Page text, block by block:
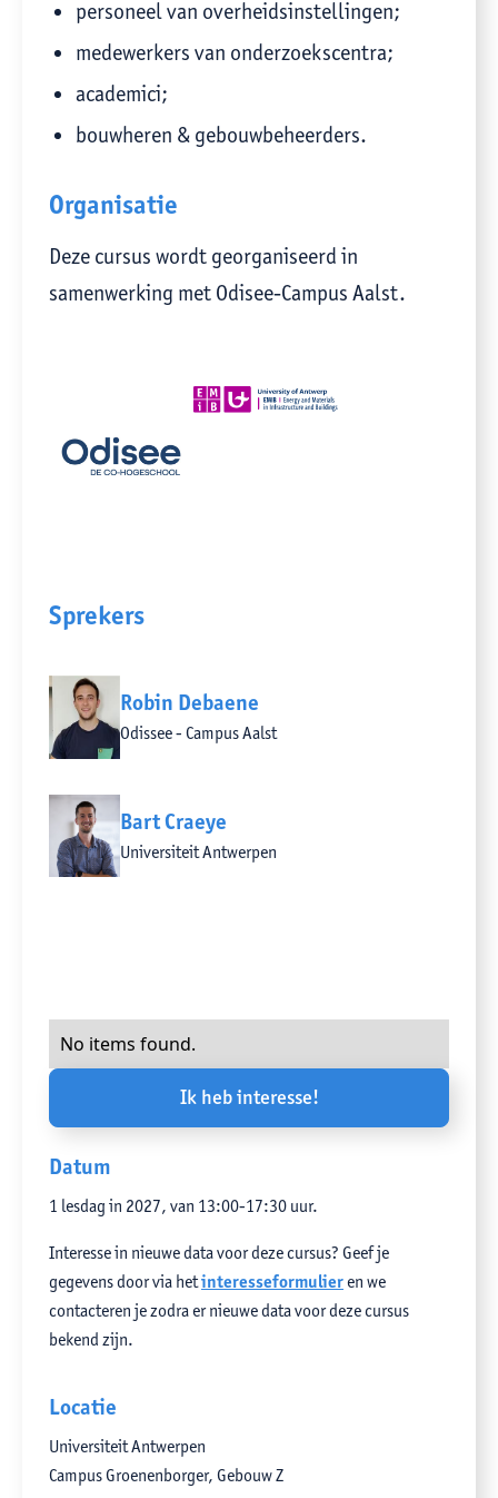
personeel van overheidsinstellingen;
medewerkers van onderzoekscentra;
academici;
bouwheren & gebouwbeheerders.
Organisatie
Deze cursus wordt georganiseerd in
samenwerking met Odisee-Campus Aalst.
Sprekers
Robin Debaene
Odissee - Campus Aalst
Bart Craeye
Universiteit Antwerpen
No items found.
Ik heb interesse!
Datum
1 lesdag in 2027, van 13:00-17:30 uur.
Interesse in nieuwe data voor deze cursus? Geef je
gegevens door via hetinteresseformulieren we
contacteren je zodra er nieuwe data voor deze cursus
bekend zijn.
Locatie
Universiteit Antwerpen
Campus Groenenborger, Gebouw Z